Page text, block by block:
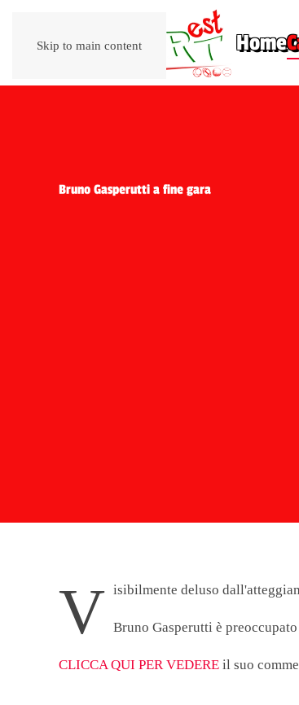
Skip to main content Home
Bruno Gasperutti a fine gara
V isibilmente deluso
Bruno Gasperutti è
CLICCA QUI PER VEDERE il suo